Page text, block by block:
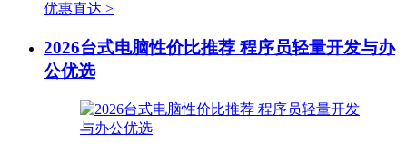
优惠直达 >
2026台式电脑性价比推荐 程序员轻量开发与办
公优选